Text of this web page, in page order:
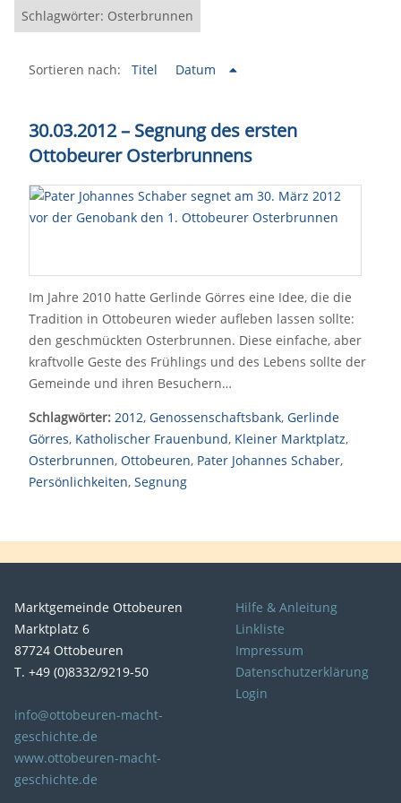
Schlagwörter: Osterbrunnen
Sortieren nach: Titel Datum
30.03.2012 – Segnung des ersten
Ottobeurer Osterbrunnens
Im Jahre 2010 hatte Gerlinde Görres eine Idee, die die
Tradition in Ottobeuren wieder aufleben lassen sollte:
den geschmückten Osterbrunnen. Diese einfache, aber
kraftvolle Geste des Frühlings und des Lebens sollte der
Gemeinde und ihren Besuchern…
Schlagwörter: 2012, Genossenschaftsbank, Gerlinde
Görres, Katholischer Frauenbund, Kleiner Marktplatz,
Osterbrunnen, Ottobeuren, Pater Johannes Schaber,
Persönlichkeiten, Segnung
Marktgemeinde Ottobeuren
Marktplatz 6
87724 Ottobeuren
T. +49 (0)8332/9219-50
info@ottobeuren-macht-
geschichte.de
www.ottobeuren-macht-
geschichte.de
Hilfe & Anleitung
Linkliste
Impressum
Datenschutzerklärung
Login